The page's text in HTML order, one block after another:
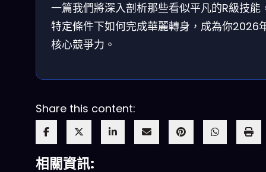
一篇我們將深入剖析那些看似平凡的R級技能
特定條件下如何完成華麗轉身，成為你2026
核心競爭力。
Share this content:
相關資訊: